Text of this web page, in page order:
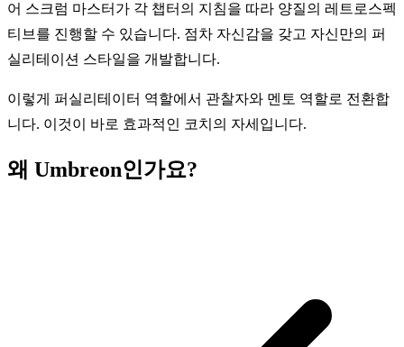
어 스크럼 마스터가 각 챕터의 지침을 따라 양질의 레트로스펙
티브를 진행할 수 있습니다. 점차 자신감을 갖고 자신만의 퍼
실리테이션 스타일을 개발합니다.
이렇게 퍼실리테이터 역할에서 관찰자와 멘토 역할로 전환합
니다. 이것이 바로 효과적인 코치의 자세입니다.
왜 Umbreon인가요?